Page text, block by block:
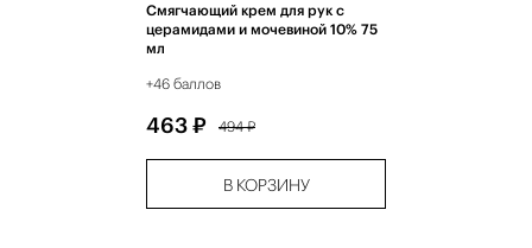
Смягчающий крем для рук с
церамидами и мочевиной 10% 75
мл
+46 баллов
463 ₽ 494 ₽
В КОРЗИНУ